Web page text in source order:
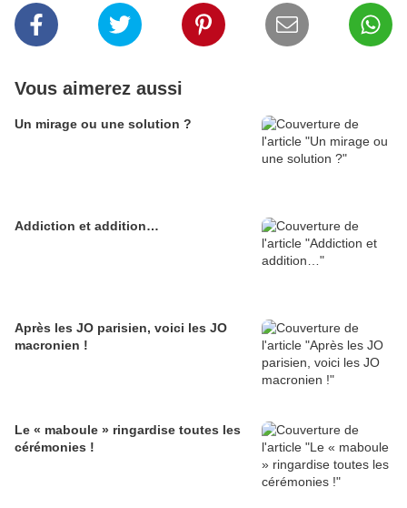
Vous aimerez aussi
Un mirage ou une solution ?
Addiction et addition…
Après les JO parisien, voici les JO
macronien !
Le « maboule » ringardise toutes les
cérémonies !